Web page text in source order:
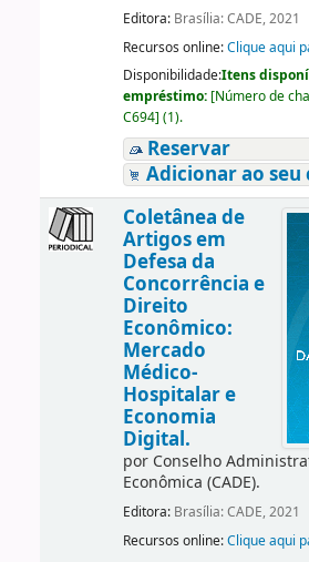
Editora: Brasília: CADE, 2021
Recursos online:Clique aqui
Disponibilidade:Itens
empréstimo: [Número de
C694] (1).
Reservar
Adicionar ao
Coletânea de
Artigos em
Defesa da
Concorrência e
Direito
Econômico:
Mercado
Médico-
Hospitalar e
Economia
Digital.
por Conselho
Econômica (CADE).
Editora: Brasília: CADE, 2021
Recursos online:Clique aqui